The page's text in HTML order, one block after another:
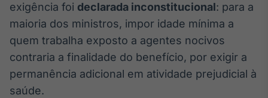
Broadcast
Fundos
A melhor
plataforma para
analisar fundos
exigência foi declarada inconstitucional: para a
maioria dos ministros, impor idade mínima a
quem trabalha exposto a agentes nocivos
contraria a finalidade do benefício, por exigir a
permanência adicional em atividade prejudicial à
saúde.